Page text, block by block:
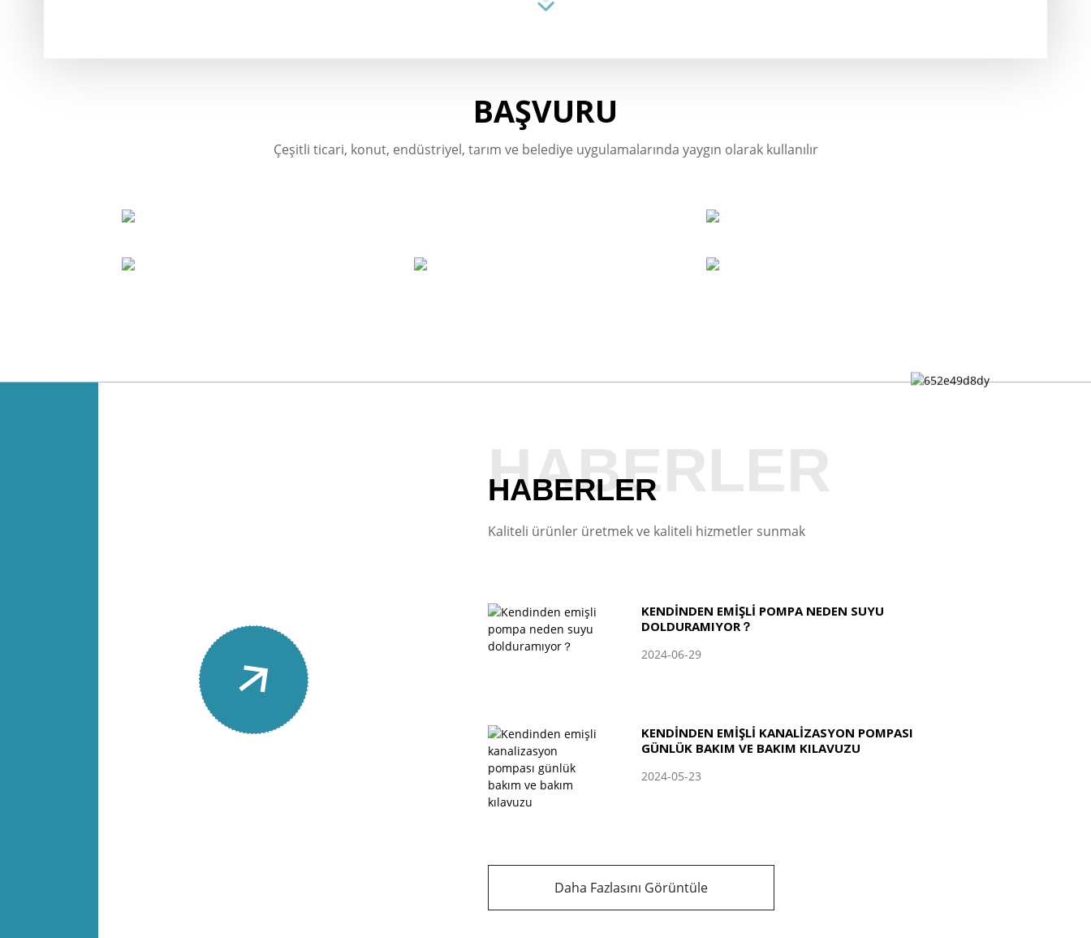
BAŞVURU
Çeşitli ticari, konut, endüstriyel, tarım ve belediye uygulamalarında yaygın olarak kullanılır
HABERLER
HABERLER
Kaliteli ürünler üretmek ve kaliteli hizmetler sunmak
KENDINDEN EMIŞLI POMPA NEDEN SUYU
DOLDURAMIYOR？
2024-06-29
KENDINDEN EMIŞLI KANALIZASYON POMPASI
GÜNLÜK BAKIM VE BAKIM KILAVUZU
2024-05-23
Daha Fazlasını Görüntüle